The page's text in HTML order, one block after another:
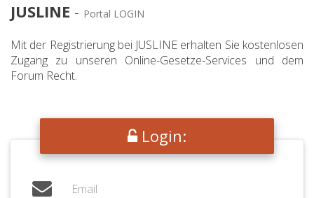
JUSLINE - Portal LOGIN
Mit der Registrierung bei JUSLINE erhalten Sie kostenlosen
Zugang zu unseren Online-Gesetze-Services und dem
Forum Recht.
Login: